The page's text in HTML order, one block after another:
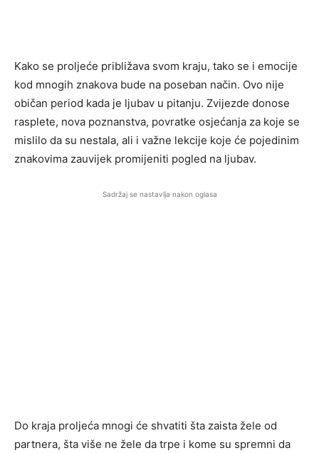
Kako se proljeće približava svom kraju, tako se i emocije
kod mnogih znakova bude na poseban način. Ovo nije
običan period kada je ljubav u pitanju. Zvijezde donose
rasplete, nova poznanstva, povratke osjećanja za koje se
mislilo da su nestala, ali i važne lekcije koje će pojedinim
znakovima zauvijek promijeniti pogled na ljubav.
Sadržaj se nastavlja nakon oglasa
Do kraja proljeća mnogi će shvatiti šta zaista žele od
partnera, šta više ne žele da trpe i kome su spremni da